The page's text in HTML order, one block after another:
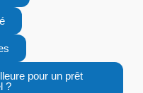
pour un prêt
?